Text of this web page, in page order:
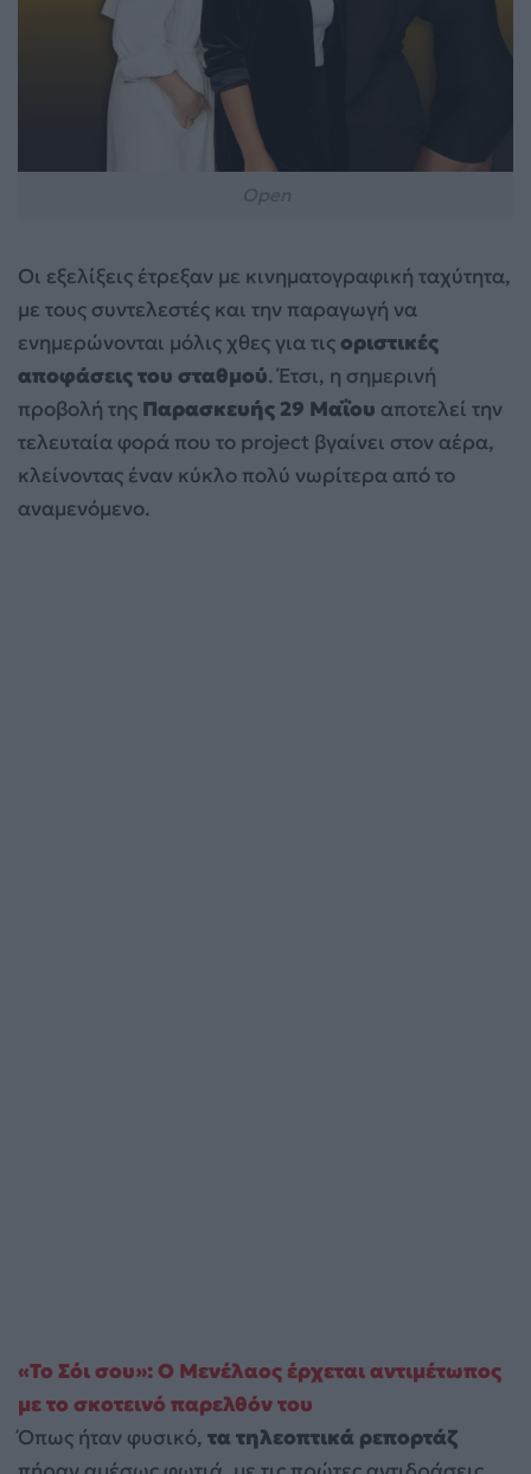
Οι εξελίξεις έτρεξαν με κινηματογραφική ταχύτητα,
με τους συντελεστές και την παραγωγή να
ενημερώνονται μόλις χθες για τιςοριστικές
αποφάσεις του σταθμού. Έτσι, η σημερινή
προβολή της Παρασκευής 29 Μαΐου αποτελεί την
τελευταία φορά που το project βγαίνει στον αέρα,
κλείνοντας έναν κύκλο πολύ νωρίτερα από το
αναμενόμενο.
«Το Σόι σου»: Ο Μενέλαος έρχεται αντιμέτωπος
με το σκοτεινό παρελθόν του
Όπως ήταν φυσικό, τα τηλεοπτικά ρεπορτάζ